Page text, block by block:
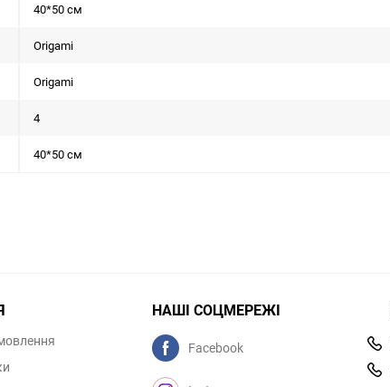
40*50 см
Origami
Origami
4
40*50 см
НАШІ СОЦМЕРЕЖІ
Facebook